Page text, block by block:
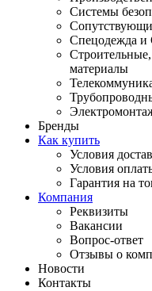
Системы
Спецодежда
материалы
Бренды
Как купить
Условия
Условия
Гарантия на
Компания
Реквизиты
Вакансии
Вопрос-ответ
Отзывы о
Новости
Контакты